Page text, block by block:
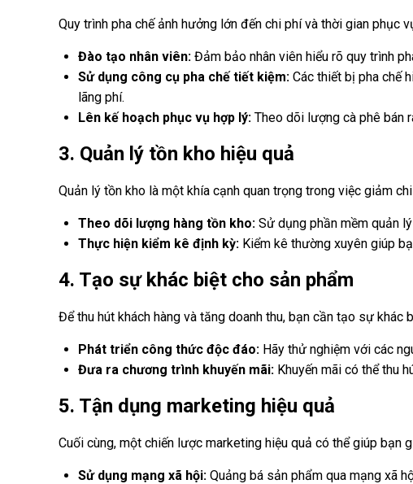
Quy trình pha chế ảnh hưởng lớn đến chi phí và thời gian phục
Đào tạo nhân viên: Đảm bảo nhân viên hiểu rõ quy trình
Sử dụng công cụ pha chế tiết kiệm: Các thiết bị pha chế
lãng phí.
Lên kế hoạch phục vụ hợp lý: Theo dõi lượng cà phê bán
3. Quản lý tồn kho hiệu quả
Quản lý tồn kho là một khía cạnh quan trọng trong việc giảm
Theo dõi lượng hàng tồn kho: Sử dụng phần mềm quản
Thực hiện kiểm kê định kỳ: Kiểm kê thường xuyên giúp
4. Tạo sự khác biệt cho sản phẩm
Để thu hút khách hàng và tăng doanh thu, bạn cần tạo sự khác
Phát triển công thức độc đáo: Hãy thử nghiệm với các
Đưa ra chương trình khuyến mãi: Khuyến mãi có thể thu
5. Tận dụng marketing hiệu quả
Cuối cùng, một chiến lược marketing hiệu quả có thể giúp bạn
Sử dụng mạng xã hội: Quảng bá sản phẩm qua mạng xã